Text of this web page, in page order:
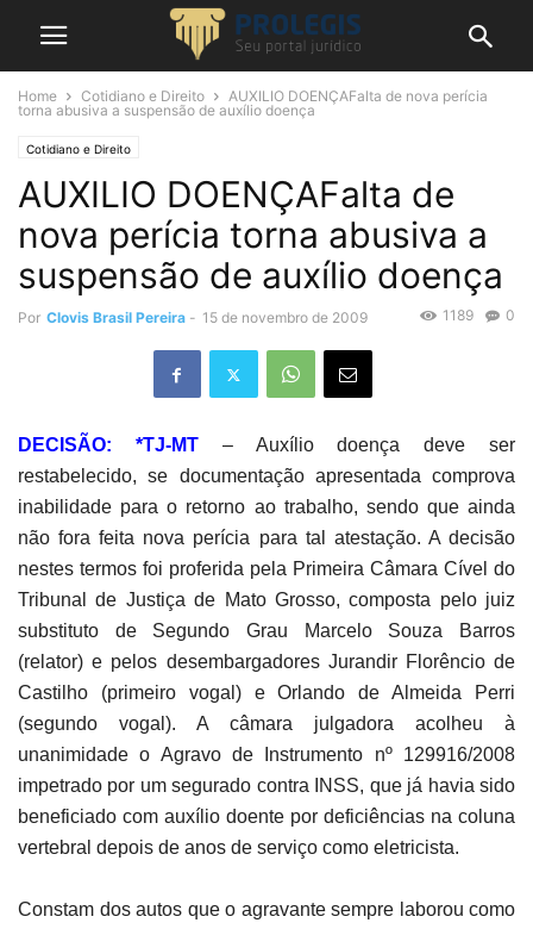
Home Cotidiano e Direito
AUXILIO DOENÇAFalta de nova perícia
torna abusiva a suspensão de auxílio doença
Cotidiano e Direito
AUXILIO DOENÇAFalta de
nova perícia torna abusiva a
suspensão de auxílio doença
Por Clovis Brasil Pereira - 15 de novembro de 2009 0
1189
DECISÃO: *TJ-MT– Auxílio doença deve ser
restabelecido, se documentação apresentada comprova
inabilidade para o retorno ao trabalho, sendo que ainda
não fora feita nova perícia para tal atestação. A decisão
nestes termos foi proferida pela Primeira Câmara Cível do
Tribunal de Justiça de Mato Grosso, composta pelo juiz
substituto de Segundo Grau Marcelo Souza Barros
(relator) e pelos desembargadores Jurandir Florêncio de
Castilho (primeiro vogal) e Orlando de Almeida Perri
(segundo vogal). A câmara julgadora acolheu à
unanimidade o Agravo de Instrumento nº 129916/2008
impetrado por um segurado contra INSS, que já havia sido
beneficiado com auxílio doente por deficiências na coluna
vertebral depois de anos de serviço como eletricista.
Constam dos autos que o agravante sempre laborou como